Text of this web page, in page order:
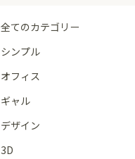
全てのカテゴリー
シンプル
オフィス
ギャル
デザイン
3D